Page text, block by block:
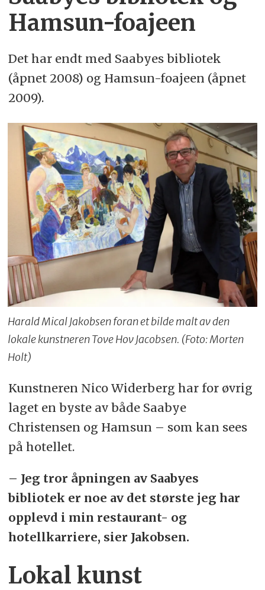
Hamsun-foajeen
Det har endt med Saabyes bibliotek
(åpnet 2008) og Hamsun-foajeen (åpnet
2009).
Harald Mical Jakobsen foran et bilde malt av den
lokale kunstneren Tove Hov Jacobsen. (Foto: Morten
Holt)
Kunstneren Nico Widerberg har for øvrig
laget en byste av både Saabye
Christensen og Hamsun – som kan sees
på hotellet.
– Jeg tror åpningen av Saabyes
bibliotek er noe av det største jeg har
opplevd i min restaurant- og
hotellkarriere, sier Jakobsen.
Lokal kunst